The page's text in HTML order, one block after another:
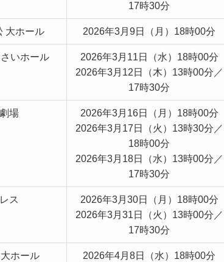
17時30分
大ホール 2026年3月9日（月）18時00分
いホール
2026年3月11日（水）18時00分
2026年3月12日（木）13時00分／
17時30分
場
2026年3月16日（月）18時00分
2026年3月17日（火）13時30分／
18時00分
2026年3月18日（水）13時00分／
17時30分
ス
2026年3月30日（月）18時00分
2026年3月31日（火）13時00分／
17時30分
ホール 2026年4月8日（水）18時00分